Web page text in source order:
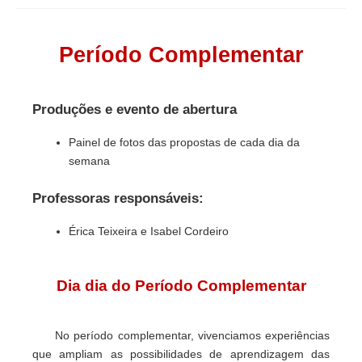
Período Complementar
Produções e evento de abertura
Painel de fotos das propostas de cada dia da
semana
Professoras responsáveis:
Érica Teixeira e Isabel Cordeiro
Dia dia do Período Complementar
No período complementar, vivenciamos experiências
que ampliam as possibilidades de aprendizagem das